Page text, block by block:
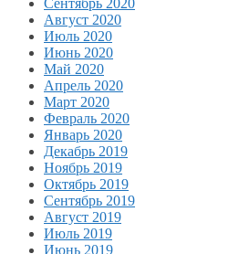
Сентябрь 2020
Август 2020
Июль 2020
Июнь 2020
Май 2020
Апрель 2020
Март 2020
Февраль 2020
Январь 2020
Декабрь 2019
Ноябрь 2019
Октябрь 2019
Сентябрь 2019
Август 2019
Июль 2019
Июнь 2019